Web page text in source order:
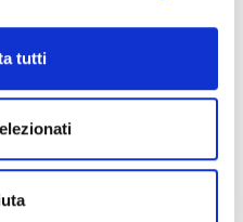
tutti